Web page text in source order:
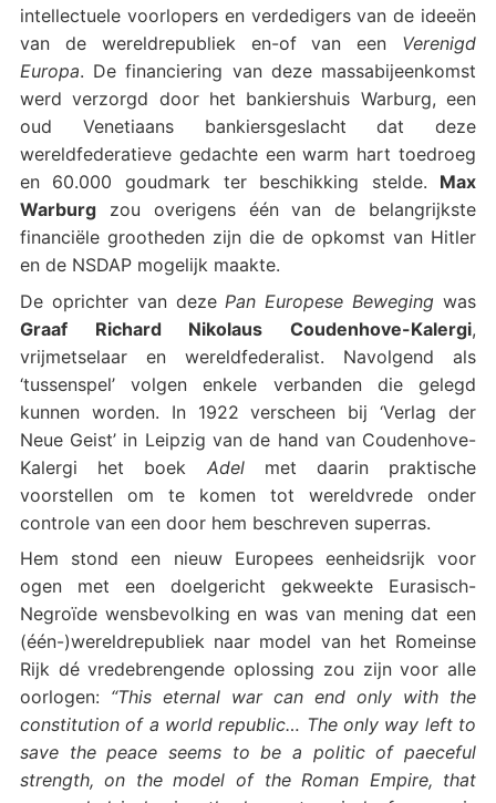
intellectuele voorlopers en verdedigers van de ideeën
van de wereldrepubliek en-of van een Verenigd
Europa. De financiering van deze massabijeenkomst
werd verzorgd door het bankiershuis Warburg, een
oud Venetiaans bankiersgeslacht dat deze
wereldfederatieve gedachte een warm hart toedroeg
en 60.000 goudmark ter beschikking stelde. Max
Warburgzou overigens één van de belangrijkste
financiële grootheden zijn die de opkomst van Hitler
en de NSDAP mogelijk maakte.
De oprichter van deze Pan Europese Beweging was
Graaf Richard Nikolaus Coudenhove-Kalergi,
vrijmetselaar en wereldfederalist. Navolgend als
‘tussenspel’ volgen enkele verbanden die gelegd
kunnen worden. In 1922 verscheen bij ‘Verlag der
Neue Geist’ in Leipzig van de hand van Coudenhove-
Kalergi het boek Adelmet daarin praktische
voorstellen om te komen tot wereldvrede onder
controle van een door hem beschreven superras.
Hem stond een nieuw Europees eenheidsrijk voor
ogen met een doelgericht gekweekte Eurasisch-
Negroïde wensbevolking en was van mening dat een
(één-)wereldrepubliek naar model van het Romeinse
Rijk dé vredebrengende oplossing zou zijn voor alle
oorlogen: “This eternal war can end only with the
constitution of a world republic… The only way left to
save the peace seems to be a politic of paeceful
strength, on the model of the Roman Empire, that